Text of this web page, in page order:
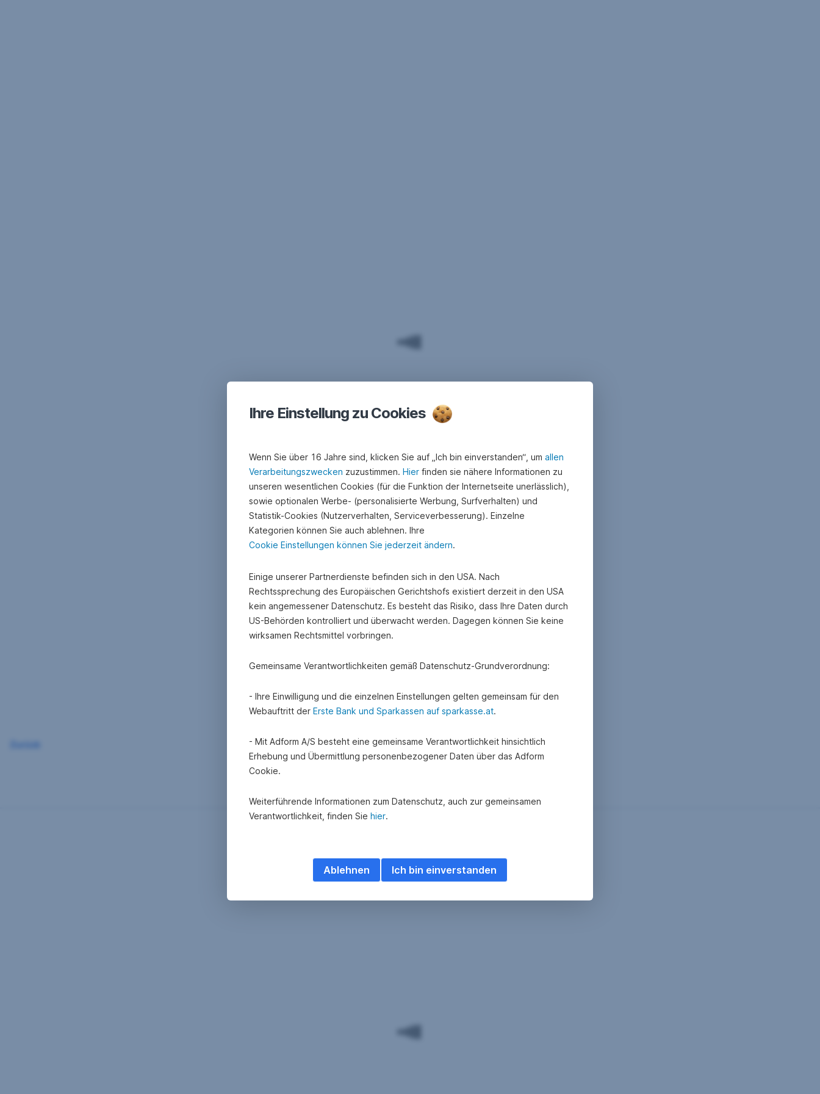
Ihre Einstellung zu Cookies
Wenn Sie über 16 Jahre sind, klicken Sie auf „Ich bin einverstanden“, um allen
Verarbeitungszwecken zuzustimmen. Hier finden sie nähere Informationen zu
unseren wesentlichen Cookies (für die Funktion der Internetseite unerlässlich),
sowie optionalen Werbe- (personalisierte Werbung, Surfverhalten) und
Statistik-Cookies (Nutzerverhalten, Serviceverbesserung). Einzelne
Kategorien können Sie auch ablehnen. Ihre
Cookie Einstellungen können Sie jederzeit ändern.
Einige unserer Partnerdienste befinden sich in den USA. Nach
Rechtssprechung des Europäischen Gerichtshofs existiert derzeit in den USA
kein angemessener Datenschutz. Es besteht das Risiko, dass Ihre Daten durch
US-Behörden kontrolliert und überwacht werden. Dagegen können Sie keine
wirksamen Rechtsmittel vorbringen.
Gemeinsame Verantwortlichkeiten gemäß Datenschutz-Grundverordnung:
- Ihre Einwilligung und die einzelnen Einstellungen gelten gemeinsam für den
Webauftritt der Erste Bank und Sparkassen auf sparkasse.at.
- Mit Adform A/S besteht eine gemeinsame Verantwortlichkeit hinsichtlich
Erhebung und Übermittlung personenbezogener Daten über das Adform
Cookie.
Weiterführende Informationen zum Datenschutz, auch zur gemeinsamen
Verantwortlichkeit, finden Sie hier.
Ich bin einverstanden
Ablehnen